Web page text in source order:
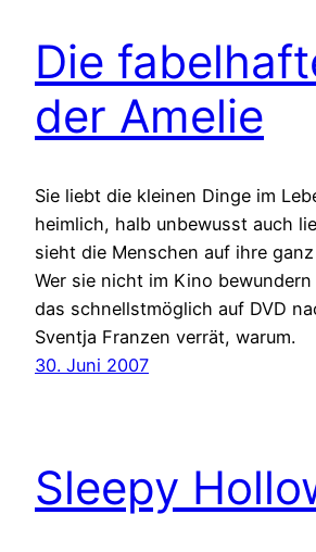
Die
der Amelie
Sie liebt die kleinen Dinge im
heimlich, halb unbewusst auch
sieht die Menschen auf ihre ganz
Wer sie nicht im Kino
das schnellstmöglich auf DVD
Sventja Franzen verrät, warum.
30. Juni 2007
Sleepy